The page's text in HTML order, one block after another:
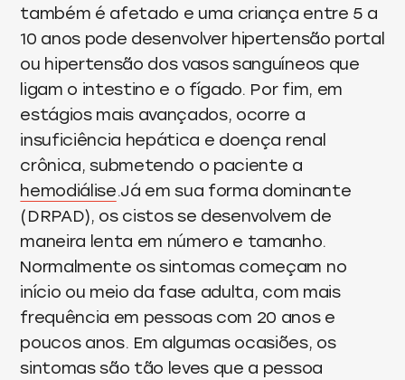
também é afetado e uma criança entre 5 a
10 anos pode desenvolver hipertensão portal
ou hipertensão dos vasos sanguíneos que
ligam o intestino e o fígado. Por fim, em
estágios mais avançados, ocorre a
insuficiência hepática e doença renal
crônica, submetendo o paciente a
hemodiálise.Já em sua forma dominante
(DRPAD), os cistos se desenvolvem de
maneira lenta em número e tamanho.
Normalmente os sintomas começam no
início ou meio da fase adulta, com mais
frequência em pessoas com 20 anos e
poucos anos. Em algumas ocasiões, os
sintomas são tão leves que a pessoa